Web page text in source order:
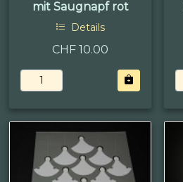
mit Saugnapf rot
Details
CHF 10.00